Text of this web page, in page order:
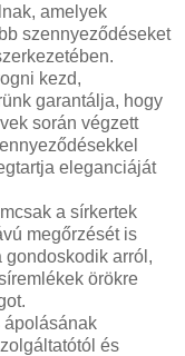
amelyek
szennyeződéseket
kezd,
garantálja, hogy
során végzett
eleganciáját
a sírkertek
megőrzését is
gondoskodik arról,
örökre
ápolásának
és